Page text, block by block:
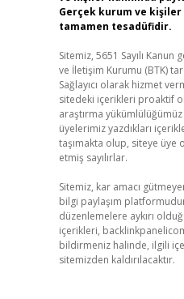
Gerçek kurum ve
tamamen tesadüfidir.
Sitemiz, 5651 Sayılı
ve İletişim Kurumu (BTK)
Sağlayıcı olarak hizmet
sitedeki içerikleri proaktif
araştırma
üyelerimiz yazdıkları
taşımakta olup, siteye
etmiş sayılırlar.
Sitemiz, kar amacı
bilgi paylaşım
düzenlemelere aykırı
içerikleri,
bildirmeniz halinde, ilgili
sitemizden kaldırılacaktır.